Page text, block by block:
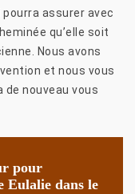
assurer avec
qu’elle soit
Nous avons
et nous vous
nouveau vous
pour
Eulalie dans le